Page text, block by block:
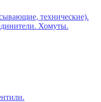
технические).
Хомуты.